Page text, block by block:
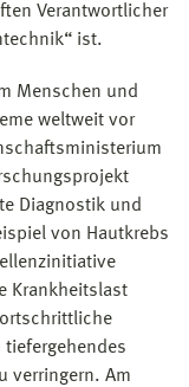
Verantwortlicher
ist.
Menschen und
weltweit vor
Diagnostik und
von Hautkrebs
Krankheitslast
tiefergehendes
verringern. Am